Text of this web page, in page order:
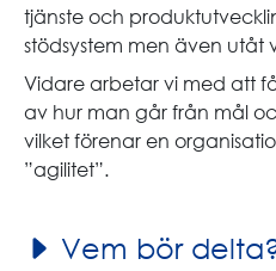
tjänste och
stödsystem men även utåt
Vidare arbetar vi med att
av hur man går från mål
vilket förenar en
”agilitet”.
Vem bör